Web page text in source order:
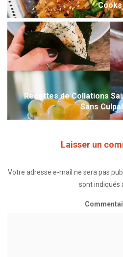
Cooks
Recettes de Collations
Sans
Laisser un
Votre adresse e-mail ne sera pas
sont indiqués